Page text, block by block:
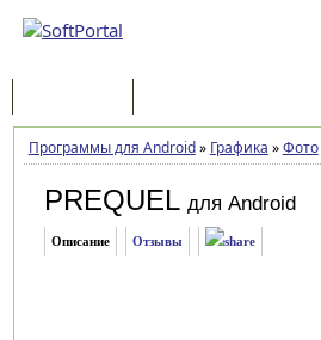
Программы для Android» Графика »Фото
PREQUEL для Android
Описание Отзывы